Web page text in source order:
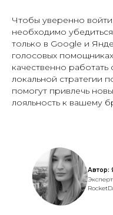
Чтобы уверенно
необходимо
только в Google и
голосовых
качественно работать
локальной стратегии
помогут привлечь
лояльность к вашему
Автор: